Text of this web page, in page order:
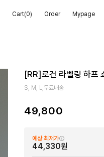
Cart(0) Order Mypage
[RR]로건 라벨링 하프
S, M, L,무료배송
49,800
예상 최저가
44,330원